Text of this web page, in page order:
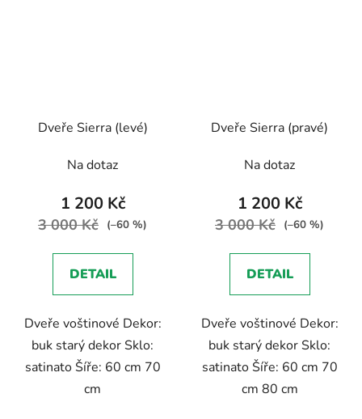
Dveře Sierra (levé)
Na dotaz
1 200 Kč
3 000 Kč (–60 %)
DETAIL
Dveře voštinové Dekor:
buk starý dekor Sklo:
satinato Šíře: 60 cm 70
cm
Dveře Sierra (pravé)
Na dotaz
1 200 Kč
3 000 Kč (–60 %)
DETAIL
Dveře voštinové Dekor:
buk starý dekor Sklo:
satinato Šíře: 60 cm 70
cm 80 cm